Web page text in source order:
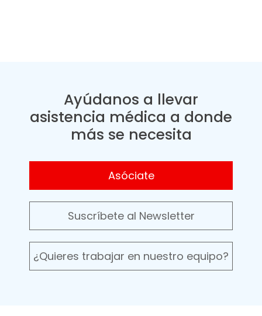
Ayúdanos a llevar
asistencia médica a donde
más se necesita
Asóciate
Suscríbete al Newsletter
¿Quieres trabajar en nuestro equipo?